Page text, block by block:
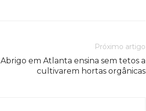
Próximo artigo
Abrigo em Atlanta ensina sem tetos a
cultivarem hortas orgânicas